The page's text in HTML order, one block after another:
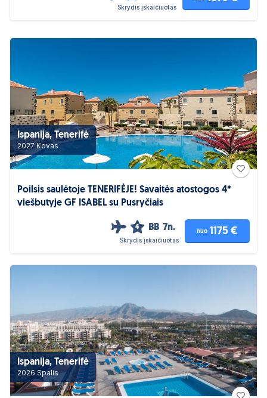
Skrydis įskaičiuotas
Ispanija, Tenerifė
2027 Kovas
Poilsis saulėtoje TENERIFĖJE! Savaitės atostogos 4*
viešbutyje GF ISABEL su Pusryčiais
4 BB 7n.
Skrydis įskaičiuotas
nuo 1175 €
Ispanija, Tenerifė
2026 Spalis